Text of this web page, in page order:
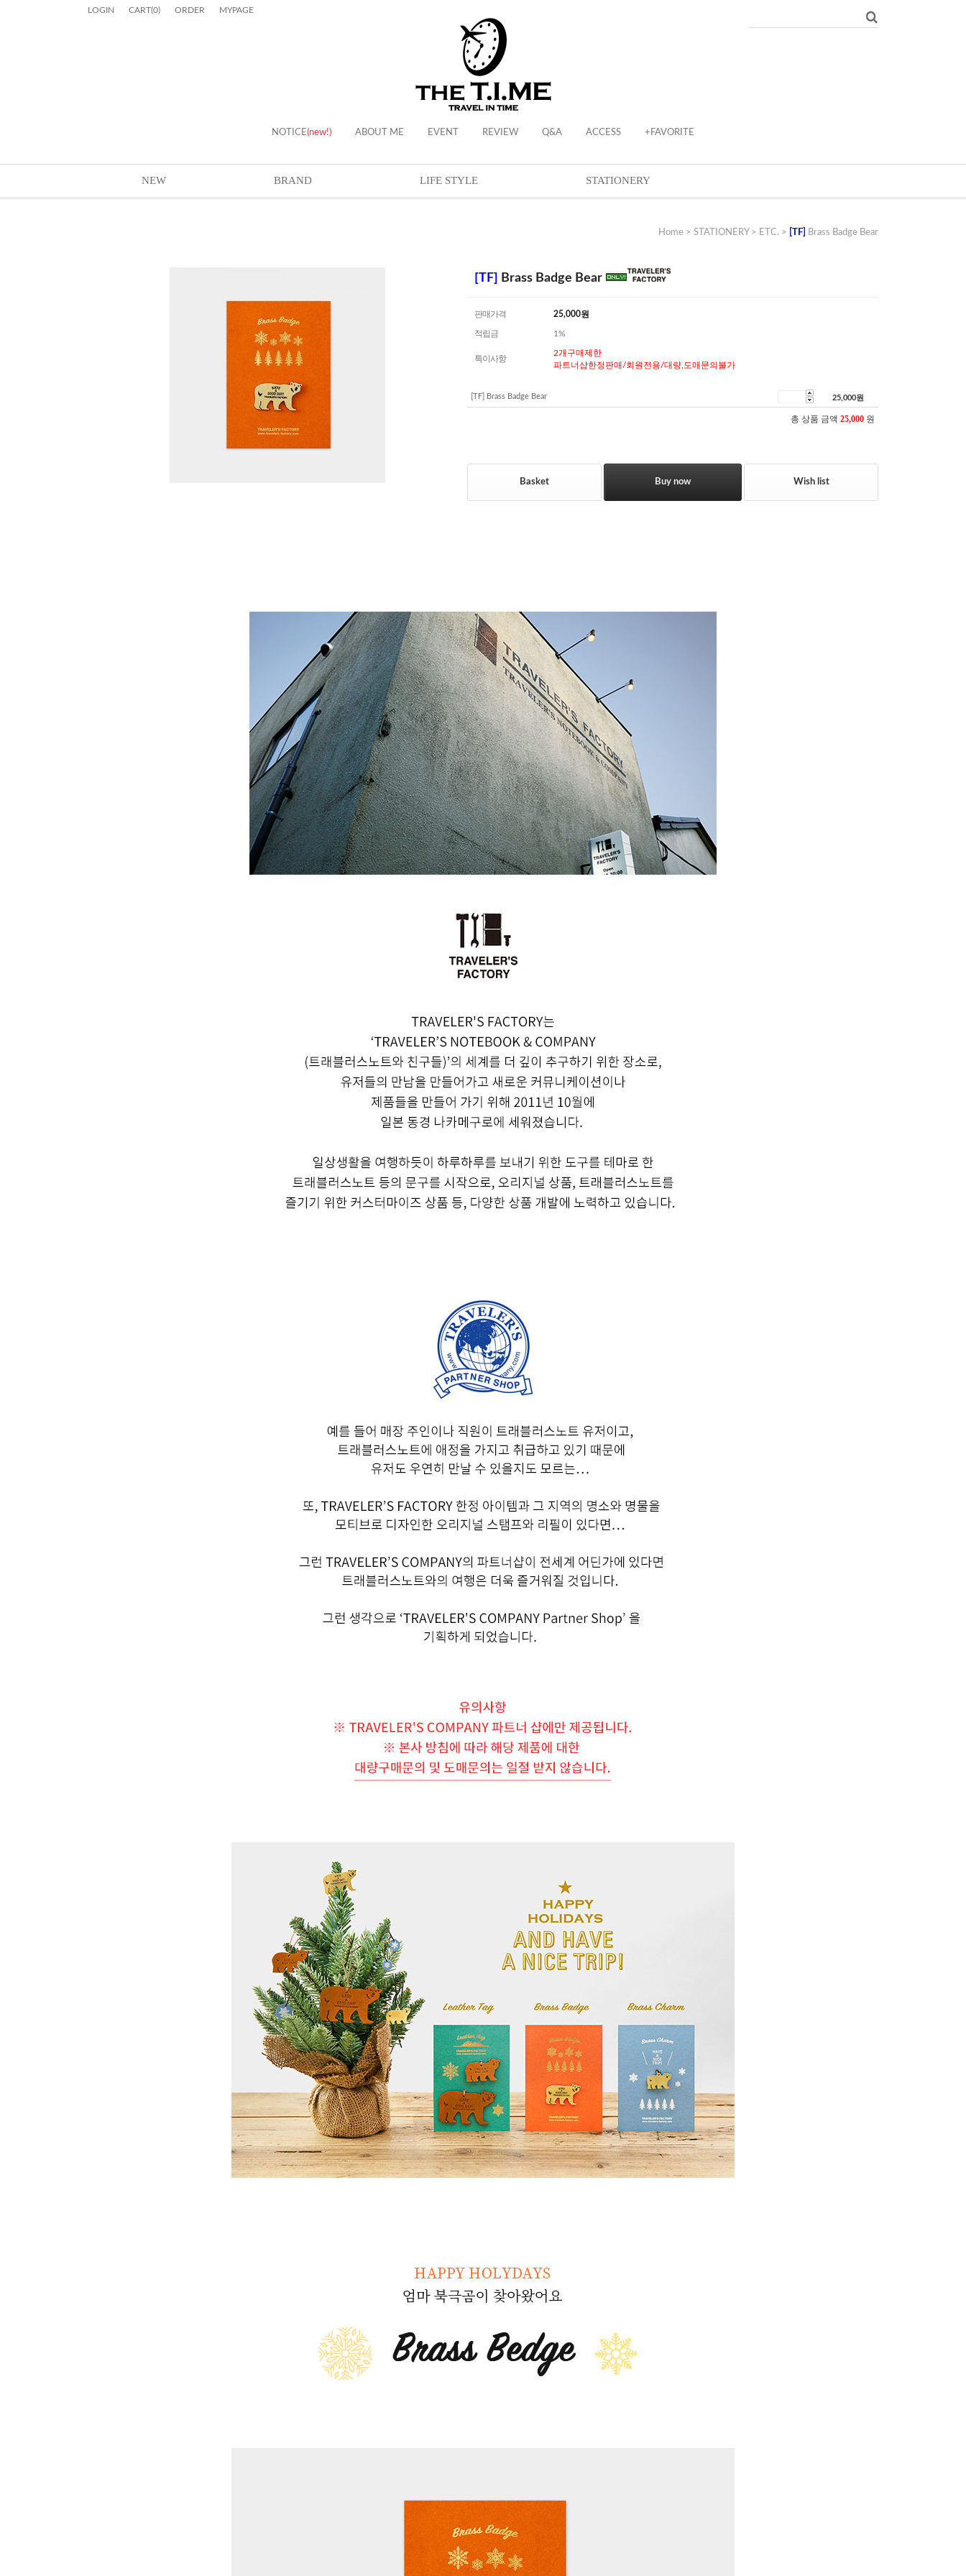
LOGIN CART(0) ORDER MYPAGE
NOTICE(new!) ABOUT ME EVENT REVIEW Q&A ACCESS +FAVORITE
NEW BRAND LIFE STYLE STATIONERY
Home > STATIONERY> ETC. > [TF] Brass Badge Bear
[TF] Brass Badge Bear
판매가격 25,000원
적립금 1%
특이사항
2개구매제한
파트너샵한정판매/회원전용/대량,도매문의불가
[TF] Brass Badge Bear 25,000원
총 상품 금액 25,000 원
Basket Buy now Wish list